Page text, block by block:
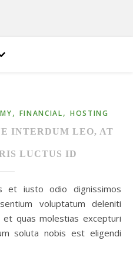
, FINANCIAL, HOSTING
INTERDUM LEO, AT
LUCTUS ID
voluptatum deleniti
quas molestias excepturi
soluta nobis est eligendi